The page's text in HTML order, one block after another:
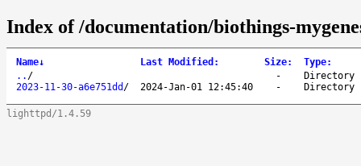
Index of /documentation/biothings-
Name↓ Last Modified : Size: Type:
.. / -
Directory
2023-11-30-a6e751dd / 2024-Jan-01 12:45:40 - Directory
lighttpd/1.4.59